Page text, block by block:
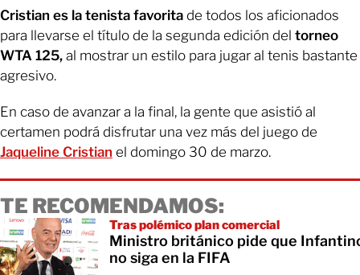
Cristian es la tenista favorita de todos los aficionados
para llevarse el título de la segunda edición del torneo
WTA 125, al mostrar un estilo para jugar al tenis bastante
agresivo.
En caso de avanzar a la final, la gente que asistió al
certamen podrá disfrutar una vez más del juego de
Jaqueline Cristian el domingo 30 de marzo.
TE RECOMENDAMOS:
Tras polémico plan comercial
Ministro británico pide que
no siga en la FIFA